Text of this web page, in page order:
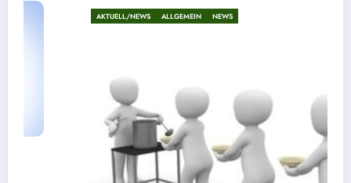
AKTUELL/NEWS ALLGEMEIN NEWS